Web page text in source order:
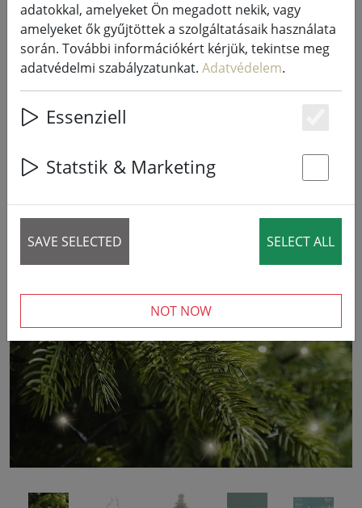
Kaemingk Lumineo Lumineo LED
tündérfények Basic dimmerrel 360
LED meleg fehér kültéri 27 m
fekete
adatokkal, amelyeket Ön megadott nekik, vagy
amelyeket ők gyűjtöttek a szolgáltatásaik használata
során. További információkért kérjük, tekintse meg
adatvédelmi szabályzatunkat. Adatvédelem.
Essenziell
Statstik & Marketing
SAVE SELECTED SELECT ALL
NOT NOW